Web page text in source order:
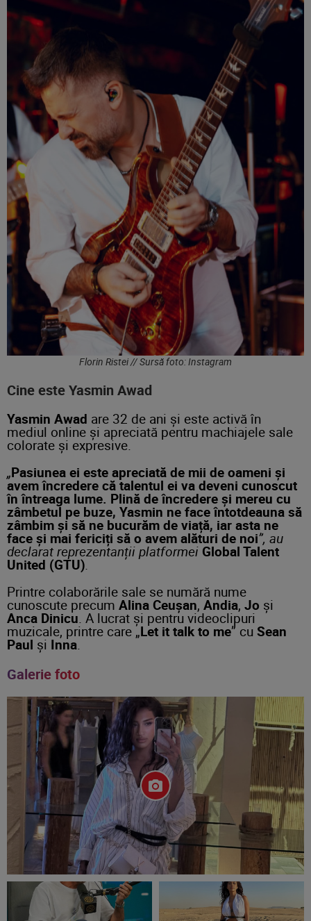
Florin Ristei // Sursă foto: Instagram
Cine este Yasmin Awad
Yasmin Awad are 32 de ani și este activă în
mediul online și apreciată pentru machiajele sale
colorate și expresive.
„Pasiunea ei este apreciată de mii de oameni și
avem încredere că talentul ei va deveni cunoscut
în întreaga lume. Plină de încredere și mereu cu
zâmbetul pe buze, Yasmin ne face întotdeauna să
zâmbim și să ne bucurăm de viață, iar asta ne
face și mai fericiți să o avem alături de noi”, au
declarat reprezentanții platformei Global Talent
United (GTU)
Printre colaborările sale se numără nume
cunoscute precum Alina Ceușan, Andia, Jo și
Anca Dinicu . A lucrat și pentru videoclipuri
muzicale, printre care „Let it talk to me” cu Sean
Paul și Inna
Galerie foto